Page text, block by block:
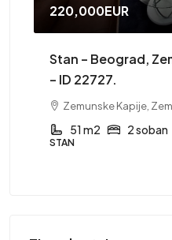
220,000EUR
Stan – Beograd,
– ID 22727.
Zemunske Kapije,
51 m2 2 soban
STAN